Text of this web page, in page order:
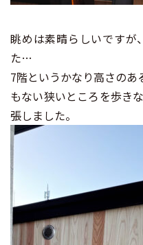
眺めは素晴らしいですが
た…
7階というかなり高さの
もない狭いところを歩き
張しました。